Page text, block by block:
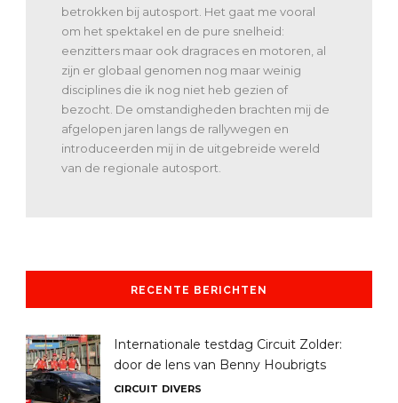
betrokken bij autosport. Het gaat me vooral
om het spektakel en de pure snelheid:
eenzitters maar ook dragraces en motoren, al
zijn er globaal genomen nog maar weinig
disciplines die ik nog niet heb gezien of
bezocht. De omstandigheden brachten mij de
afgelopen jaren langs de rallywegen en
introduceerden mij in de uitgebreide wereld
van de regionale autosport.
RECENTE BERICHTEN
Internationale testdag Circuit Zolder:
door de lens van Benny Houbrigts
CIRCUIT DIVERS